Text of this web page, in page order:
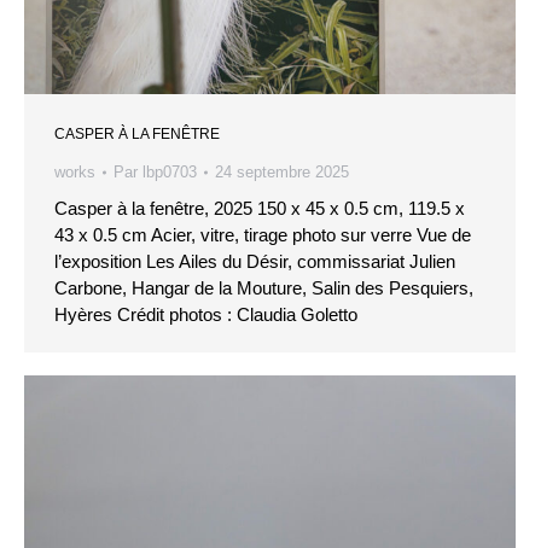
CASPER À LA FENÊTRE
works Par lbp0703 24 septembre 2025
Casper à la fenêtre, 2025 150 x 45 x 0.5 cm, 119.5 x
43 x 0.5 cm Acier, vitre, tirage photo sur verre Vue de
l’exposition Les Ailes du Désir, commissariat Julien
Carbone, Hangar de la Mouture, Salin des Pesquiers,
Hyères Crédit photos : Claudia Goletto